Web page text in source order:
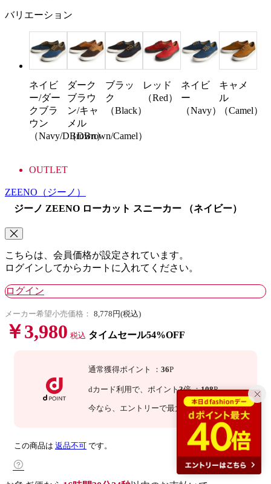
バリエーション
ネイビ
ー/ダー
クブラ
ウン
（Navy/DBrown）
ダーク
ブラウ
ン/キャ
メル
（DBrown/Camel）
ブラッ
ク
（Black）
レッド
（Red）
ネイビ
ー
（Navy）
キャメ
ル
（Camel）
OUTLET
ZEENO （ジーノ）
ジーノ ZEENO ローカット スニーカー （ネイビー）
こちらは、会員価格が設定されています。
ログインしてからカートに入れてください。
ログイン
メーカー希望小売価格： 8,778円(税込)
￥3,980 税込 タイムセール54%OFF
通常獲得ポイント ：36P
dカード利用で、ポイント3倍 ：108P
今なら 、エントリーで最大 10 倍！詳細
この商品は 返品不可 です。